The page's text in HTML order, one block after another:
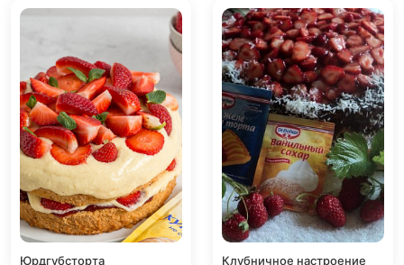
Юрдгубсторта Клубничное настроение